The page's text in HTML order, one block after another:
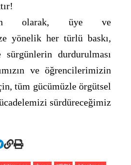
olarak, üye ve
yönelik her türlü baskı,
sürgünlerin durdurulması
ve öğrencilerimizin
tüm gücümüzle örgütsel
sürdüreceğimiz